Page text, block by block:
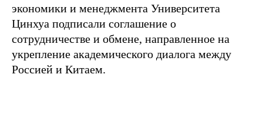
экономики и менеджмента Университета
Цинхуа подписали соглашение о
сотрудничестве и обмене, направленное на
укрепление академического диалога между
Россией и Китаем.